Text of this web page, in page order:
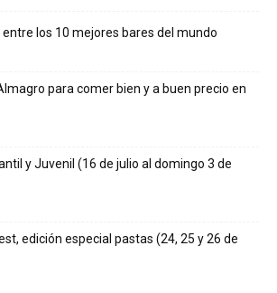
los 10 mejores bares del mundo
para comer bien y a buen precio en
y Juvenil (16 de julio al domingo 3 de
edición especial pastas (24, 25 y 26 de